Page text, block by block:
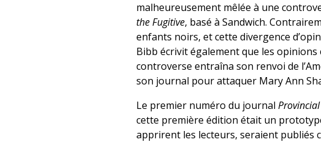
malheureusement mêlée à une
the Fugitive, basé à Sandwich.
enfants noirs, et cette divergence
Bibb écrivit également que les
controverse entraîna son renvoi de
son journal pour attaquer Mary Ann
Le premier numéro du journal
cette première édition était un
apprirent les lecteurs, seraient publiés